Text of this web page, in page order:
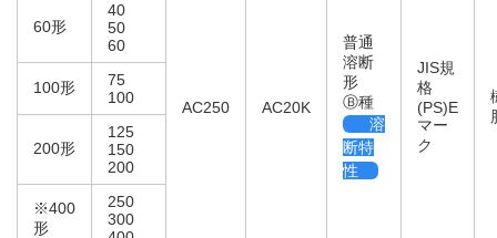
AC250 AC20K
普通
溶断
形
Ⓑ種
溶
断特
性
JIS規
格
(PS)E
マー
ク
60形
40
50
60
100形
75
100
200形
125
150
200
※400
形
250
300